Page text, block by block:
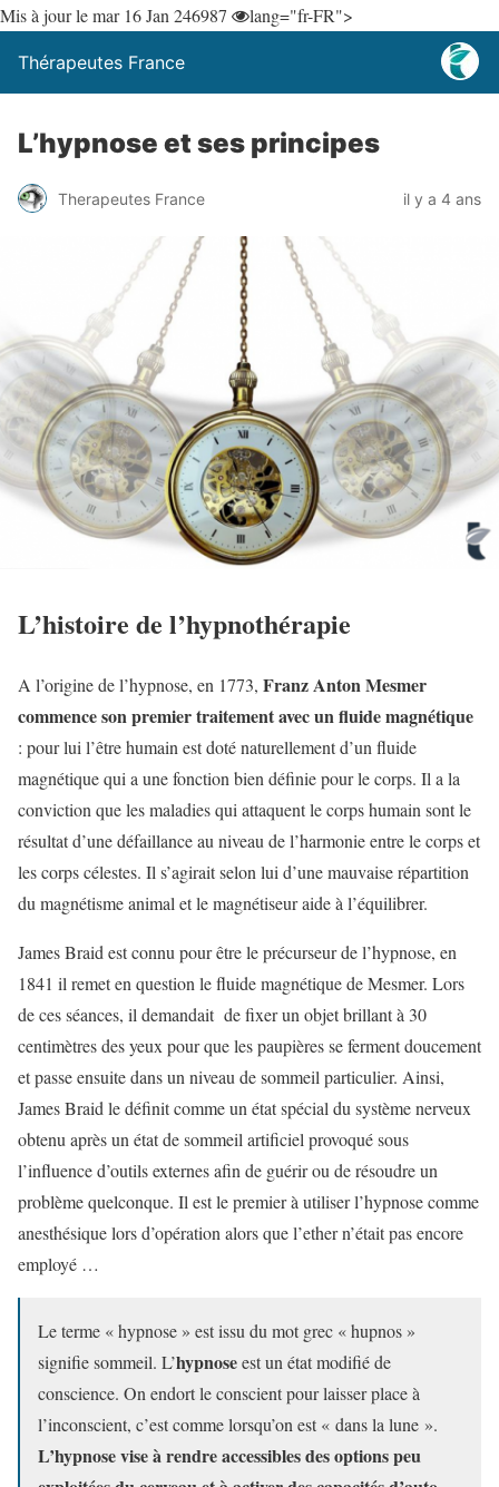
Mis à jour le mar 16 Jan 246987 lang="fr-FR">
Thérapeutes France
L’hypnose et ses principes
Therapeutes France il y a 4 ans
L’histoire de l’hypnothérapie
A l’origine de l’hypnose, en 1773, Franz Anton Mesmer
commence son premier traitement avec un fluide magnétique
: pour lui l’être humain est doté naturellement d’un fluide
magnétique qui a une fonction bien définie pour le corps. Il a la
conviction que les maladies qui attaquent le corps humain sont le
résultat d’une défaillance au niveau de l’harmonie entre le corps et
les corps célestes. Il s’agirait selon lui d’une mauvaise répartition
du magnétisme animal et le magnétiseur aide à l’équilibrer.
James Braid est connu pour être le précurseur de l’hypnose, en
1841 il remet en question le fluide magnétique de Mesmer. Lors
de ces séances, il demandait de fixer un objet brillant à 30
centimètres des yeux pour que les paupières se ferment doucement
et passe ensuite dans un niveau de sommeil particulier. Ainsi,
James Braid le définit comme un état spécial du système nerveux
obtenu après un état de sommeil artificiel provoqué sous
l’influence d’outils externes afin de guérir ou de résoudre un
problème quelconque. Il est le premier à utiliser l’hypnose comme
anesthésique lors d’opération alors que l’ether n’était pas encore
employé …
Le terme « hypnose » est issu du mot grec « hupnos »
signifie sommeil. L’hypnoseest un état modifié de
conscience. On endort le conscient pour laisser place à
l’inconscient, c’est comme lorsqu’on est « dans la lune ».
L’hypnose vise à rendre accessibles des options peu